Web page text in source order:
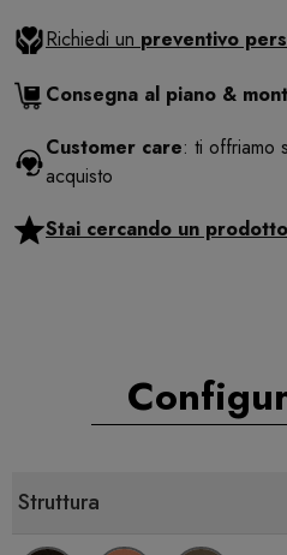
Richiedi un preventivo
Consegna al piano &
Customer care: ti offriamo
acquisto
Stai cercando un prodotto
Struttura